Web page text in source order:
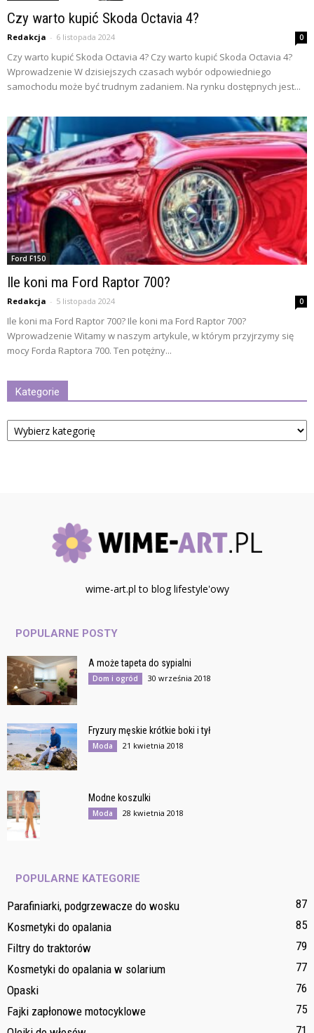
Czy warto kupić Skoda Octavia 4?
Redakcja - 6 listopada 2024 0
Czy warto kupić Skoda Octavia 4? Czy warto kupić Skoda Octavia 4?
Wprowadzenie W dzisiejszych czasach wybór odpowiedniego
samochodu może być trudnym zadaniem. Na rynku dostępnych jest...
Ford F150
Ile koni ma Ford Raptor 700?
Redakcja - 5 listopada 2024 0
Ile koni ma Ford Raptor 700? Ile koni ma Ford Raptor 700?
Wprowadzenie Witamy w naszym artykule, w którym przyjrzymy się
mocy Forda Raptora 700. Ten potężny...
Kategorie
Kategorie
wime-art.pl to blog lifestyle'owy
POPULARNE POSTY
A może tapeta do sypialni
Dom i ogród 30 września 2018
Fryzury męskie krótkie boki i tył
Moda 21 kwietnia 2018
Modne koszulki
Moda 28 kwietnia 2018
POPULARNE KATEGORIE
Parafiniarki, podgrzewacze do wosku
87
Kosmetyki do opalania
85
Filtry do traktorów
79
Kosmetyki do opalania w solarium
77
Opaski
76
Fajki zapłonowe motocyklowe
75